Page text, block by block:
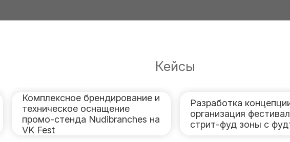
Кейсы
Комплексное брендирование и
техническое оснащение
промо-стенда Nudibranches на
VK Fest
Разработка
организация
стрит-фуд зоны с